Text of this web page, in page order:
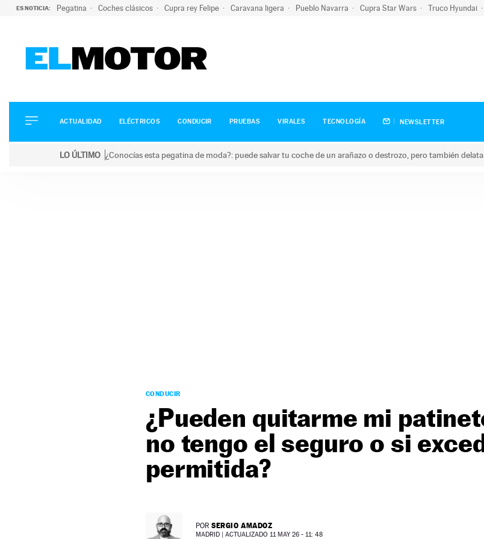
ES NOTICIA: Pegatina Coches clásicos Cupra rey Felipe Caravana ligera Pueblo Navarra Cupra Star Wars Truco Hyundai
ELÉCTRICOS
CONDUCIR
ACTUALIDAD ELÉCTRICOS CONDUCIR PRUEBAS VIRALES TECNOLOGÍA NEWSLETTER
LO ÚLTIMO ¿Conocías esta pegatina de moda?: puede salvar tu coche de un arañazo o destrozo, pero también
CONDUCIR
¿Pueden quitarme mi
no tengo el seguro o si
permitida?
POR SERGIO AMADOZ
MADRID | ACTUALIZADO 11 MAY 26 - 11: 48